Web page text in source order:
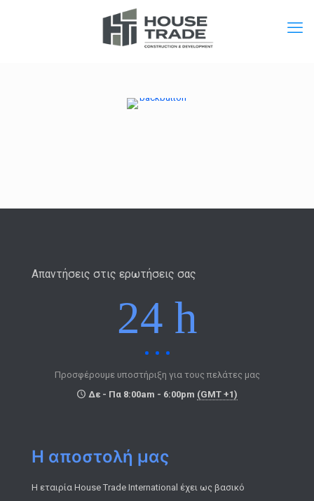
Απαντήσεις στις ερωτήσεις σας
24 h
Προσφέρουμε υποστήριξη για τους πελάτες μας
Δε - Πα 8:00am - 6:00pm (GMT +1)
Η αποστολή μας
Η εταιρία House Trade International έχει ως βασικό